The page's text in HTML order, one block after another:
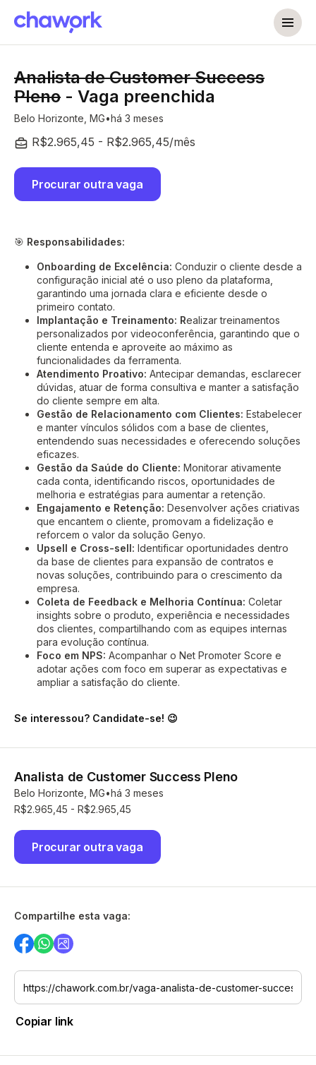
Analista de Customer Success
Pleno - Vaga preenchida
Belo Horizonte, MG há 3 meses
R$2.965,45 - R$2.965,45/mês
Procurar outra vaga
🎯 Responsabilidades:
Onboarding de Excelência: Conduzir o cliente desde a
configuração inicial até o uso pleno da plataforma,
garantindo uma jornada clara e eficiente desde o
primeiro contato.
Implantação e Treinamento: Realizar treinamentos
personalizados por videoconferência, garantindo que o
cliente entenda e aproveite ao máximo as
funcionalidades da ferramenta.
Atendimento Proativo: Antecipar demandas, esclarecer
dúvidas, atuar de forma consultiva e manter a satisfação
do cliente sempre em alta.
Gestão de Relacionamento com Clientes: Estabelecer
e manter vínculos sólidos com a base de clientes,
entendendo suas necessidades e oferecendo soluções
eficazes.
Gestão da Saúde do Cliente: Monitorar ativamente
cada conta, identificando riscos, oportunidades de
melhoria e estratégias para aumentar a retenção.
Engajamento e Retenção: Desenvolver ações criativas
que encantem o cliente, promovam a fidelização e
reforcem o valor da solução Genyo.
Upsell e Cross-sell: Identificar oportunidades dentro
da base de clientes para expansão de contratos e
novas soluções, contribuindo para o crescimento da
empresa.
Coleta de Feedback e Melhoria Contínua: Coletar
insights sobre o produto, experiência e necessidades
dos clientes, compartilhando com as equipes internas
para evolução contínua.
Foco em NPS: Acompanhar o Net Promoter Score e
adotar ações com foco em superar as expectativas e
ampliar a satisfação do cliente.
Se interessou? Candidate-se! 😉
Analista de Customer Success Pleno
Belo Horizonte, MG há 3 meses
R$2.965,45 - R$2.965,45
Procurar outra vaga
Compartilhe esta vaga:
Copiar link